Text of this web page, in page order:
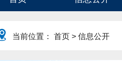
当前位置： 首页 > 信息公开